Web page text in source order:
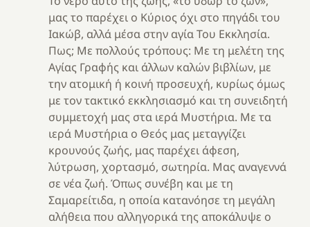
μας το παρέχει ο Κύριος όχι στο πηγάδι του
Ιακώβ, αλλά μέσα στην αγία Του Εκκλησία.
Πως; Με πολλούς τρόπους: Με τη μελέτη της
Αγίας Γραφής και άλλων καλών βιβλίων, με
την ατομική ή κοινή προσευχή, κυρίως όμως
με τον τακτικό εκκλησιασμό και τη συνειδητή
συμμετοχή μας στα ιερά Μυστήρια. Με τα
ιερά Μυστήρια ο Θεός μας μεταγγίζει
κρουνούς ζωής, μας παρέχει άφεση,
λύτρωση, χορτασμό, σωτηρία. Μας αναγεννά
σε νέα ζωή. Όπως συνέβη και με τη
Σαμαρείτιδα, η οποία κατανόησε τη μεγάλη
αλήθεια που αλληγορικά της αποκάλυψε ο